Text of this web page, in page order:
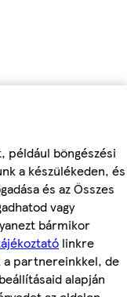
például böngészési
a készülékeden, és
és az Összes
vagy
bármikor
linkre
a partnereinkkel, de
alapján